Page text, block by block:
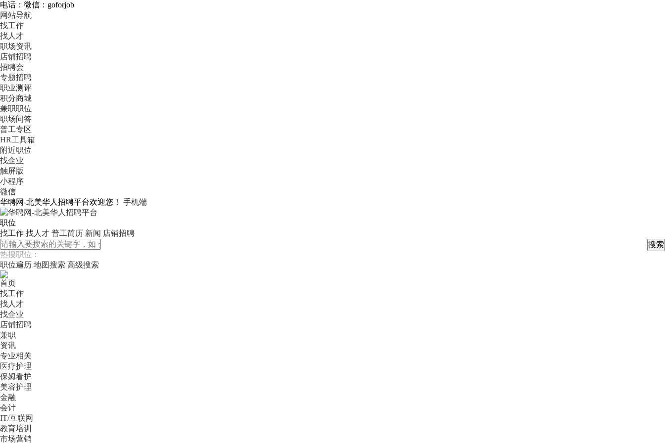
电话：微信：goforjob
网站导航
找工作
找人才
职场资讯
店铺招聘
招聘会
专题招聘
职业测评
积分商城
兼职职位
职场问答
普工专区
HR工具箱
附近职位
找企业
触屏版
小程序
微信
华聘网-北美华人招聘平台欢迎您！
手机端
用户登录
免费注册
职位
找工作 找人才
热搜职位：
职位遍历
首页
找工作
找人才
找企业
店铺招聘
兼职
资讯
专业相关
医疗护理
保姆看护
美容护理
金融
会计
IT/互联网